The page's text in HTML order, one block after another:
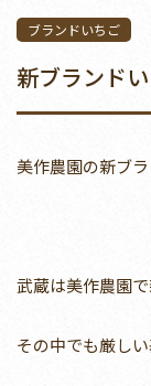
ブランドいちご
新ブランド
美作農園の新ブ
武蔵は美作農園
その中でも厳し